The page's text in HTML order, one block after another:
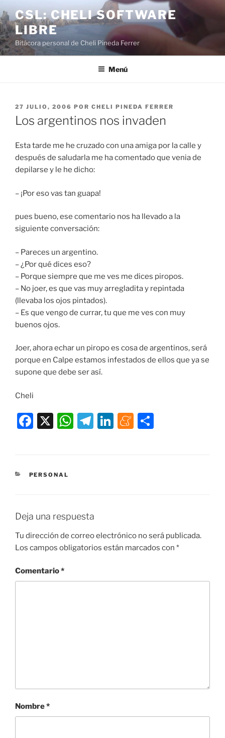
al
contenido
CSL: CHELI SOFTWARE
LIBRE
Bitácora personal de Cheli Pineda Ferrer
Menú
PUBLICADO
EL
27 JULIO, 2006 POR CHELI PINEDA FERRER
Los argentinos nos invaden
Esta tarde me he cruzado con una amiga por la calle y
después de saludarla me ha comentado que venia de
depilarse y le he dicho:
– ¡Por eso vas tan guapa!
pues bueno, ese comentario nos ha llevado a la
siguiente conversación:
– Pareces un argentino.
– ¿Por qué dices eso?
– Porque siempre que me ves me dices piropos.
– No joer, es que vas muy arregladita y repintada
(llevaba los ojos pintados).
– Es que vengo de currar, tu que me ves con muy
buenos ojos.
Joer, ahora echar un piropo es cosa de argentinos, será
porque en Calpe estamos infestados de ellos que ya se
supone que debe ser así.
Cheli
F
e
o
k
X
W
p
T
Li M
CATEGORÍAS
PERSONAL
Deja una respuesta
Tu dirección de correo electrónico no será publicada.
Los campos obligatorios están marcados con *
Comentario*
Nombre*